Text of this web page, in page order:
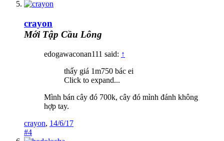
crayon
Mới Tập Cầu Lông
edogawaconan111 said: ↑
thấy giá 1m750 bác ei
Click to expand...
Mình bán cây đó 700k, cây đó mình đánh không
hợp tay.
crayon, 14/6/17
#4